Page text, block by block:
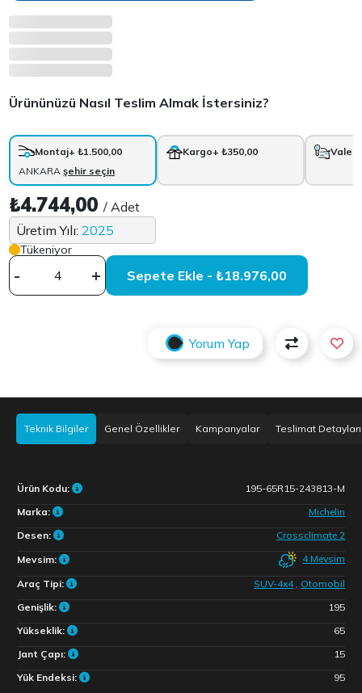
Ürününüzü Nasıl Teslim Almak İstersiniz?
Montaj+ ₺1.500,00
ANKARAşehir seçin
Kargo+ ₺350,00 Vale
₺4.744,00/ Adet
Üretim Yılı: 2025
Tükeniyor
- + Sepete Ekle - ₺18.976,00
Yorum Yap
Teknik Bilgiler Genel Özellikler Kampanyalar Teslimat Detayları
Ürün Kodu:
195-65R15-243813-M
Marka:
Michelin
Desen:
Crossclimate 2
Mevsim:
4 Mevsim
Araç Tipi: SUV-4x4
Otomobil
Genişlik:
195
Yükseklik:
65
Jant Çapı:
15
Yük Endeksi:
95